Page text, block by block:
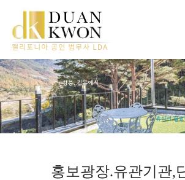
홍보광장.유관기관,